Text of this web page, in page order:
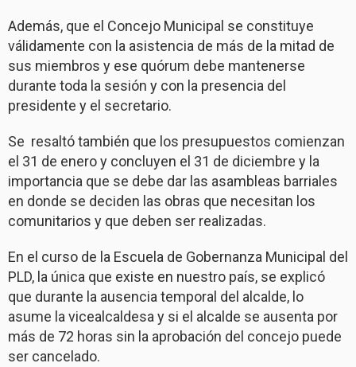
Además, que el Concejo Municipal se constituye
válidamente con la asistencia de más de la mitad de
sus miembros y ese quórum debe mantenerse
durante toda la sesión y con la presencia del
presidente y el secretario.
Se resaltó también que los presupuestos comienzan
el 31 de enero y concluyen el 31 de diciembre y la
importancia que se debe dar las asambleas barriales
en donde se deciden las obras que necesitan los
comunitarios y que deben ser realizadas.
En el curso de la Escuela de Gobernanza Municipal del
PLD, la única que existe en nuestro país, se explicó
que durante la ausencia temporal del alcalde, lo
asume la vicealcaldesa y si el alcalde se ausenta por
más de 72 horas sin la aprobación del concejo puede
ser cancelado.